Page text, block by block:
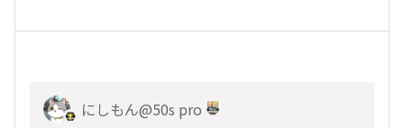
にしもん@50s pro